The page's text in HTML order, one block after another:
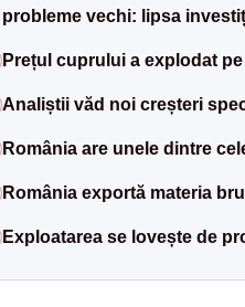
probleme vechi: lipsa
Prețul cuprului a explodat
Analiștii văd noi creșteri
România are unele dintre
România exportă materia
Exploatarea se lovește de